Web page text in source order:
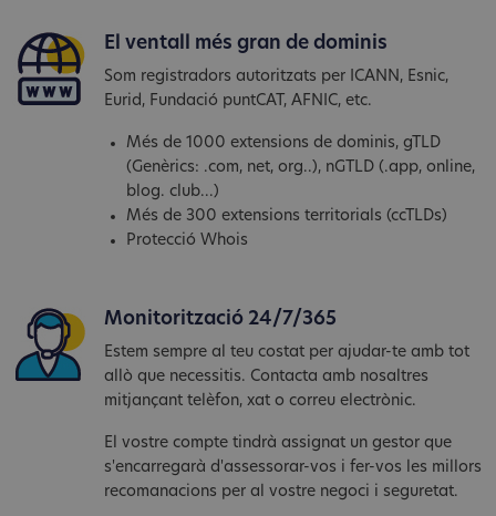
El ventall més gran de dominis
Som registradors autoritzats per ICANN, Esnic,
Eurid, Fundació puntCAT, AFNIC, etc.
Més de 1000 extensions de dominis, gTLD
(Genèrics: .com, net, org..), nGTLD (.app, online,
blog. club...)
Més de 300 extensions territorials (ccTLDs)
Protecció Whois
Monitorització 24/7/365
Estem sempre al teu costat per ajudar-te amb tot
allò que necessitis. Contacta amb nosaltres
mitjançant telèfon, xat o correu electrònic.
El vostre compte tindrà assignat un gestor que
s'encarregarà d'assessorar-vos i fer-vos les millors
recomanacions per al vostre negoci i seguretat.